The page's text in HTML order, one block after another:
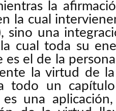
la
la cual
sino una
cual toda su
el de la
la virtud de
todo un
una